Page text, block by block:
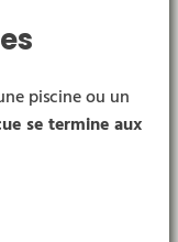
piscine ou un
se termine aux